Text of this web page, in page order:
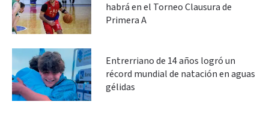
habrá en el Torneo Clausura de
Primera A
Entrerriano de 14 años logró un
récord mundial de natación en aguas
gélidas